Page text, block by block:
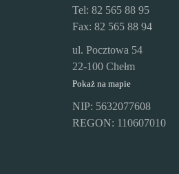
Tel: 82 565 88 95
Fax: 82 565 88 94
ul. Pocztowa 54
22-100 Chełm
Pokaż na mapie
NIP: 5632077608
REGON: 110607010